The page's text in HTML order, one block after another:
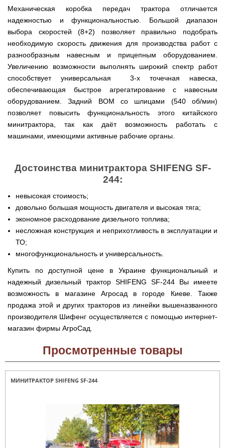
Механическая коробка передач трактора отличается
надежностью и функциональностью. Большой диапазон
выбора скоростей (8+2) позволяет правильно подобрать
необходимую скорость движения для производства работ с
разнообразным навесным и прицепным оборудованием.
Увеличению возможности выполнять широкий спектр работ
способствует универсальная 3-х точечная навеска,
обеспечивающая быстрое агрегатирование с навесным
оборудованием. Задний ВОМ со шлицами (540 об/мин)
позволяет повысить функциональность этого китайского
минитрактора, так как даёт возможность работать с
машинами, имеющими активные рабочие органы.
Достоинства минитрактора SHIFENG SF-
244:
невысокая стоимость;
довольно большая мощность двигателя и высокая тяга;
экономное расходование дизельного топлива;
несложная конструкция и неприхотливость в эксплуатации и
ТО;
многофункциональность и универсальность.
Купить по доступной цене в Украине функциональный и
надежный дизельный трактор SHIFENG SF-244 Вы имеете
возможность в магазине Агросад в городе Киеве. Также
продажа этой и других тракторов из линейки вышеназванного
производителя Шифенг осуществляется с помощью интернет-
магазин фирмы АгроСад.
Просмотренные товары
МИНИТРАКТОР SHIFENG SF-244
водонагреватель
с
сухими
ТЭНами
уменьшенным
диаметром
EWT
Clima
DRY
V
Вертикальный
цилиндрический
двумя
сухими
Бойлеры
EWT
Runde
H
Горизонтальный
цилиндрический
водонагреватель
мокрым
ТЭНом
Бойлеры
EWT
Runde
Licht
Вертикальный
цилиндрический
водонагреватель
с
мокрым
Грабли
для
мотоблока
Культиваторы
для
мотоблока
и
КПС
для
прополки
и
сплошной
почвы
мотоблоков
Помпы
для
мотоблоков
для
трактора,
минитрактора,
мототрактора
Картофелекопалки
для
Лопата
отвал
мототрактора
Навесная
система
на
мототрактору
1
на
3)
для
трактора,
мототрактора
Разбрасыватель
удобрений
для
трактора,
минитрактора,
мототрактора
мототрактора
Чеснококопалка
Чеснокосажалки
Электрические
цепные
пилы,
электропилы
Iron
Электрические
цепные
электропилы
Vitals
Электрические
цепные
пилы,
электропилы
Scheppach